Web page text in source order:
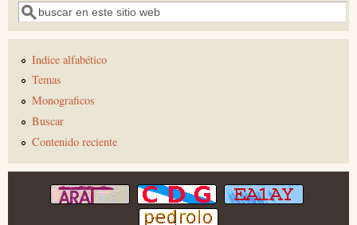
Buscar
Indice alfabético
Temas
Monograficos
Buscar
Contenido reciente